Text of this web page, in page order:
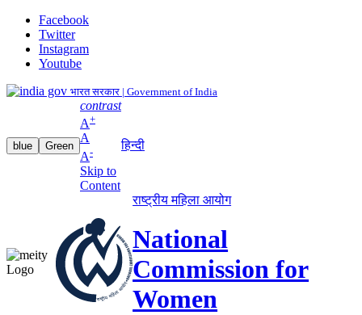
Facebook
Twitter
Instagram
Youtube
भारत सरकार | Government of India
blue Green
contrast
A+
A
A-
Skip to
Content
हिन्दी
राष्ट्रीय महिला आयोग
National
Commission for
Women